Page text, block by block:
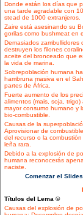
Donde están los días que
una tarde agradable con
stead de 1000 extranjeros.
Zaire está asesinando su
gorilas como bushmeat en
Demasiados zambullidores
destruyen los filones
aceite del bronceado que
la vida de marina.
Sobrepoblación humana
hambruna masiva en el
partes de África.
Fuerte aumento de los
alimentos (mais, soja, trigo)
mayor consumo humano y
bio-combustible.
Causas de la
Aprovisionar de
del recurso o la
leña rara.
Debido a la explosión de
humana reconocerás
naciste.
Comenzar el
Títulos del Lema ©
Causas del explosión de